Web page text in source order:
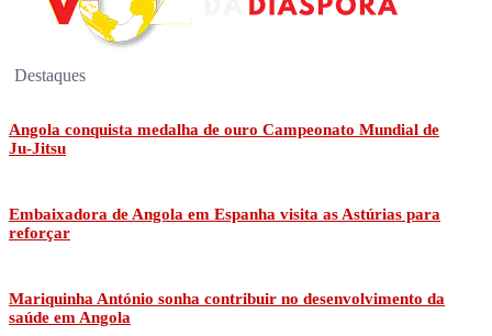
Destaques
Angola conquista medalha de ouro Campeonato Mundial de
Ju-Jitsu
Embaixadora de Angola em Espanha visita as Astúrias para
reforçar
Mariquinha António sonha contribuir no desenvolvimento da
saúde em Angola